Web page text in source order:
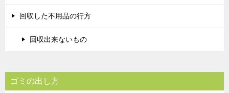
回収した不用品の行方
回収出来ないもの
ゴミの出し方